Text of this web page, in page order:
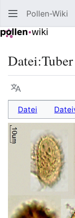
Pollen-Wiki
Datei:
Sprache
Datei